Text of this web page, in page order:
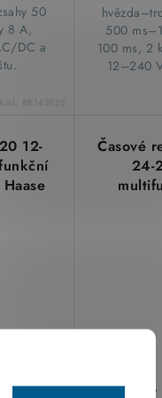
50
8 A,
DC a
Kód: BB143925
500
100 ms, 2
12–240
12-
Časové
24-